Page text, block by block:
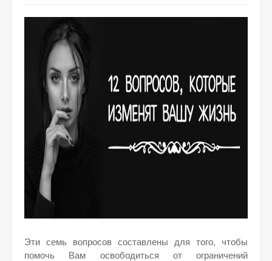
Эти семь вопросов составлены для того, чтобы
помочь Вам освободиться от ограничений